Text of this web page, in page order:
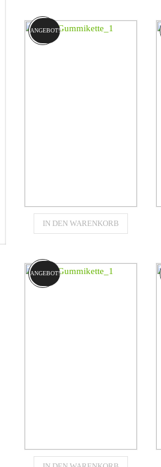
247
Gummikette
320x86x53B
259B3
ANGEBOT!
IN DEN WARENKORB
Gummikette
ANGEBOT!